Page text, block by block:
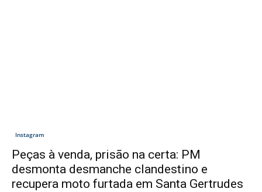
Instagram
Peças à venda, prisão na certa: PM
desmonta desmanche clandestino e
recupera moto furtada em Santa Gertrudes